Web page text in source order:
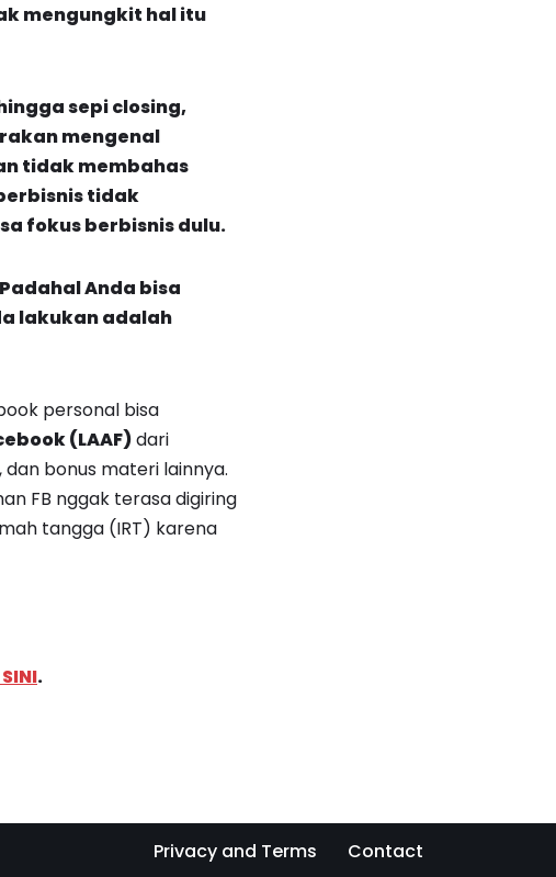
mengungkit hal itu
sepi closing,
mengenal
tidak membahas
tidak
fokus berbisnis dulu.
Anda bisa
lakukan adalah
personal bisa
(LAAF)dari
bonus materi lainnya.
FB nggak terasa digiring
tangga (IRT) karena
.
Privacy and Terms Contact